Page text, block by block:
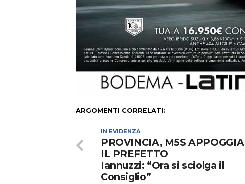
ARGOMENTI CORRELATI:
IN EVIDENZA
PROVINCIA, M5S APPOGGIA
IL PREFETTO
Iannuzzi: “Ora si sciolga il
Consiglio”